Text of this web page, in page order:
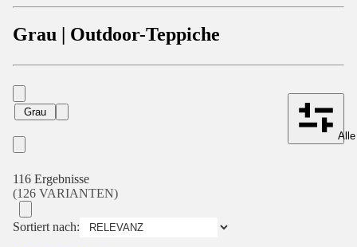
Grau | Outdoor-Teppiche
Grau
116 Ergebnisse
(126 VARIANTEN)
Sortiert nach: